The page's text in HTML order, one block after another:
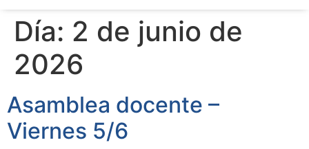
Día: 2 de junio de
2026
Asamblea docente –
Viernes 5/6